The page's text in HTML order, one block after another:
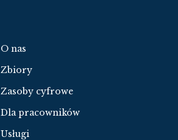
O nas
Zbiory
Zasoby cyfrowe
Dla pracowników
Usługi